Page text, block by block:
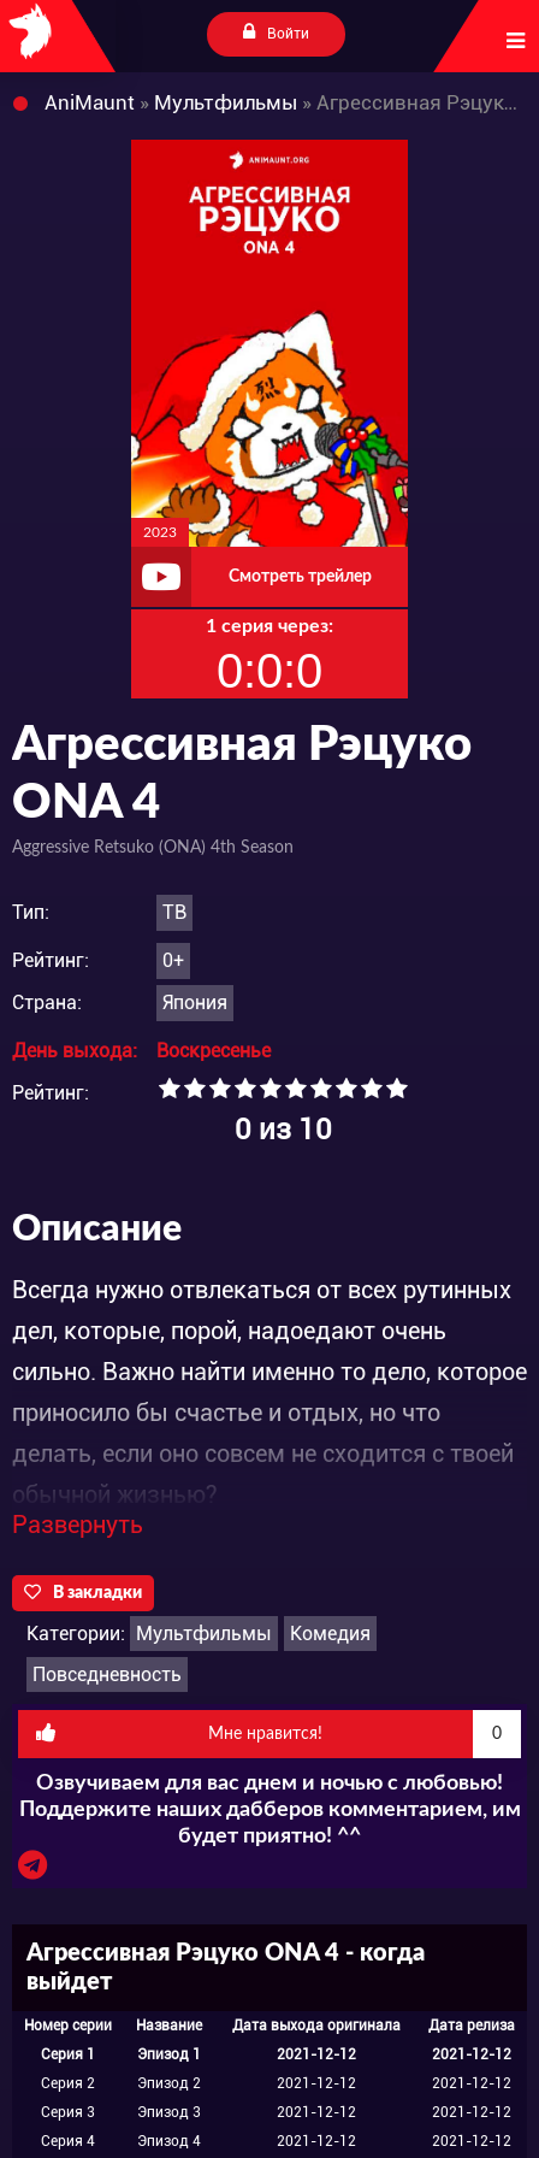
Войти
AniMaunt » Мультфильмы » Агрессивная Рэцуко ONA 4
2023
Смотреть трейлер
1 серия через:
0:0:0
Агрессивная Рэцуко
ONA 4
Aggressive Retsuko (ONA) 4th Season
Тип: ТВ
Рейтинг:
0+
Страна:
Япония
День выхода:
Воскресенье
Рейтинг:
0из 10
Описание
Всегда нужно отвлекаться от всех рутинных
дел, которые, порой, надоедают очень
сильно. Важно найти именно то дело, которое
приносило бы счастье и отдых, но что
делать, если оно совсем не сходится с твоей
обычной жизнью?
Сюжет аниме “Агрессивная Рэцуко ONA 4”
рассказывает нам историю о милой и
скромной панде по имени Рэцуко. Работала
она в офисе, но никак не могла донести до
своего начальства мысль, что не нужно
загружать ее работой. Рэцуко очень
уставала от офисной жизни, а стрессовые
ситуации мешали ее саморазвитию. Тогда
панда и нашла для себя новое хобби,
время. Теперь втайне от всех она поет басы
металл. Рэцуко безумно нравилась такая
музыка, она помогла ей освободиться от
всех негативных мыслей, выплеснуть
эмоции и справиться с рутиной, давлением
начальства, недовольством коллег. Но
Развернуть
В закладки
Категории: Мультфильмы
Комедия
Повседневность
Мне нравится! 0
Озвучиваем для вас днем и ночью с любовью!
Поддержите наших дабберов комментарием, им
будет приятно! ^^
Агрессивная Рэцуко ONA 4 - когда
выйдет
Номер серии Название Дата выхода оригинала
Дата релиза
Серия 1
Эпизод 1 2021-12-12
2021-12-12
Серия 2
Эпизод 2 2021-12-12
2021-12-12
Серия 3
Эпизод 3 2021-12-12
2021-12-12
Серия 4
Эпизод 4 2021-12-12
2021-12-12